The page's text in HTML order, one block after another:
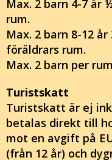
Max. 2 barn 4-7 år
rum.
Max. 2 barn 8-12
föräldrars rum.
Max. 2 barn per
Turistskatt
Turistskatt är ej
betalas direkt till
mot en avgift på
(från 12 år) och